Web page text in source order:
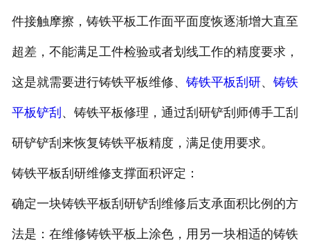
件接触摩擦，铸铁平板工作面平面度恢逐渐增大直至
超差，不能满足工件检验或者划线工作的精度要求，
这是就需要进行铸铁平板维修、 铸铁平板刮研、 铸铁
平板铲刮 、铸铁平板修理，通过刮研铲刮师傅手工刮
研铲铲刮来恢复铸铁平板精度，满足使用要求。
铸铁平板刮研维修支撑面积评定：
确定一块铸铁平板刮研铲刮维修后支承面积比例的方
法是：在维修铸铁平板上涂色，用另一块相适的铸铁